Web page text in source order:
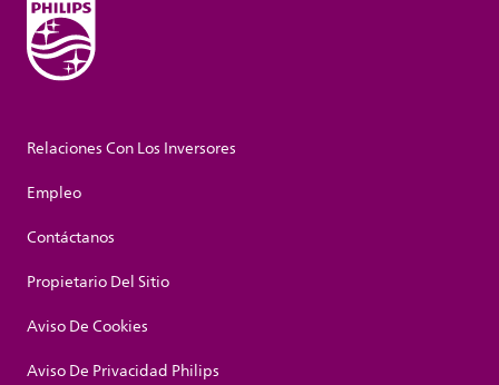
Relaciones Con Los Inversores
Empleo
Contáctanos
Propietario Del Sitio
Aviso De Cookies
Aviso De Privacidad Philips